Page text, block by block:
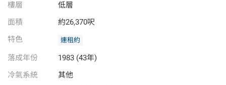
樓層
低層
面積
約26,370呎
特色
連租約
落成年份
1983 (43年)
冷氣系統
其他